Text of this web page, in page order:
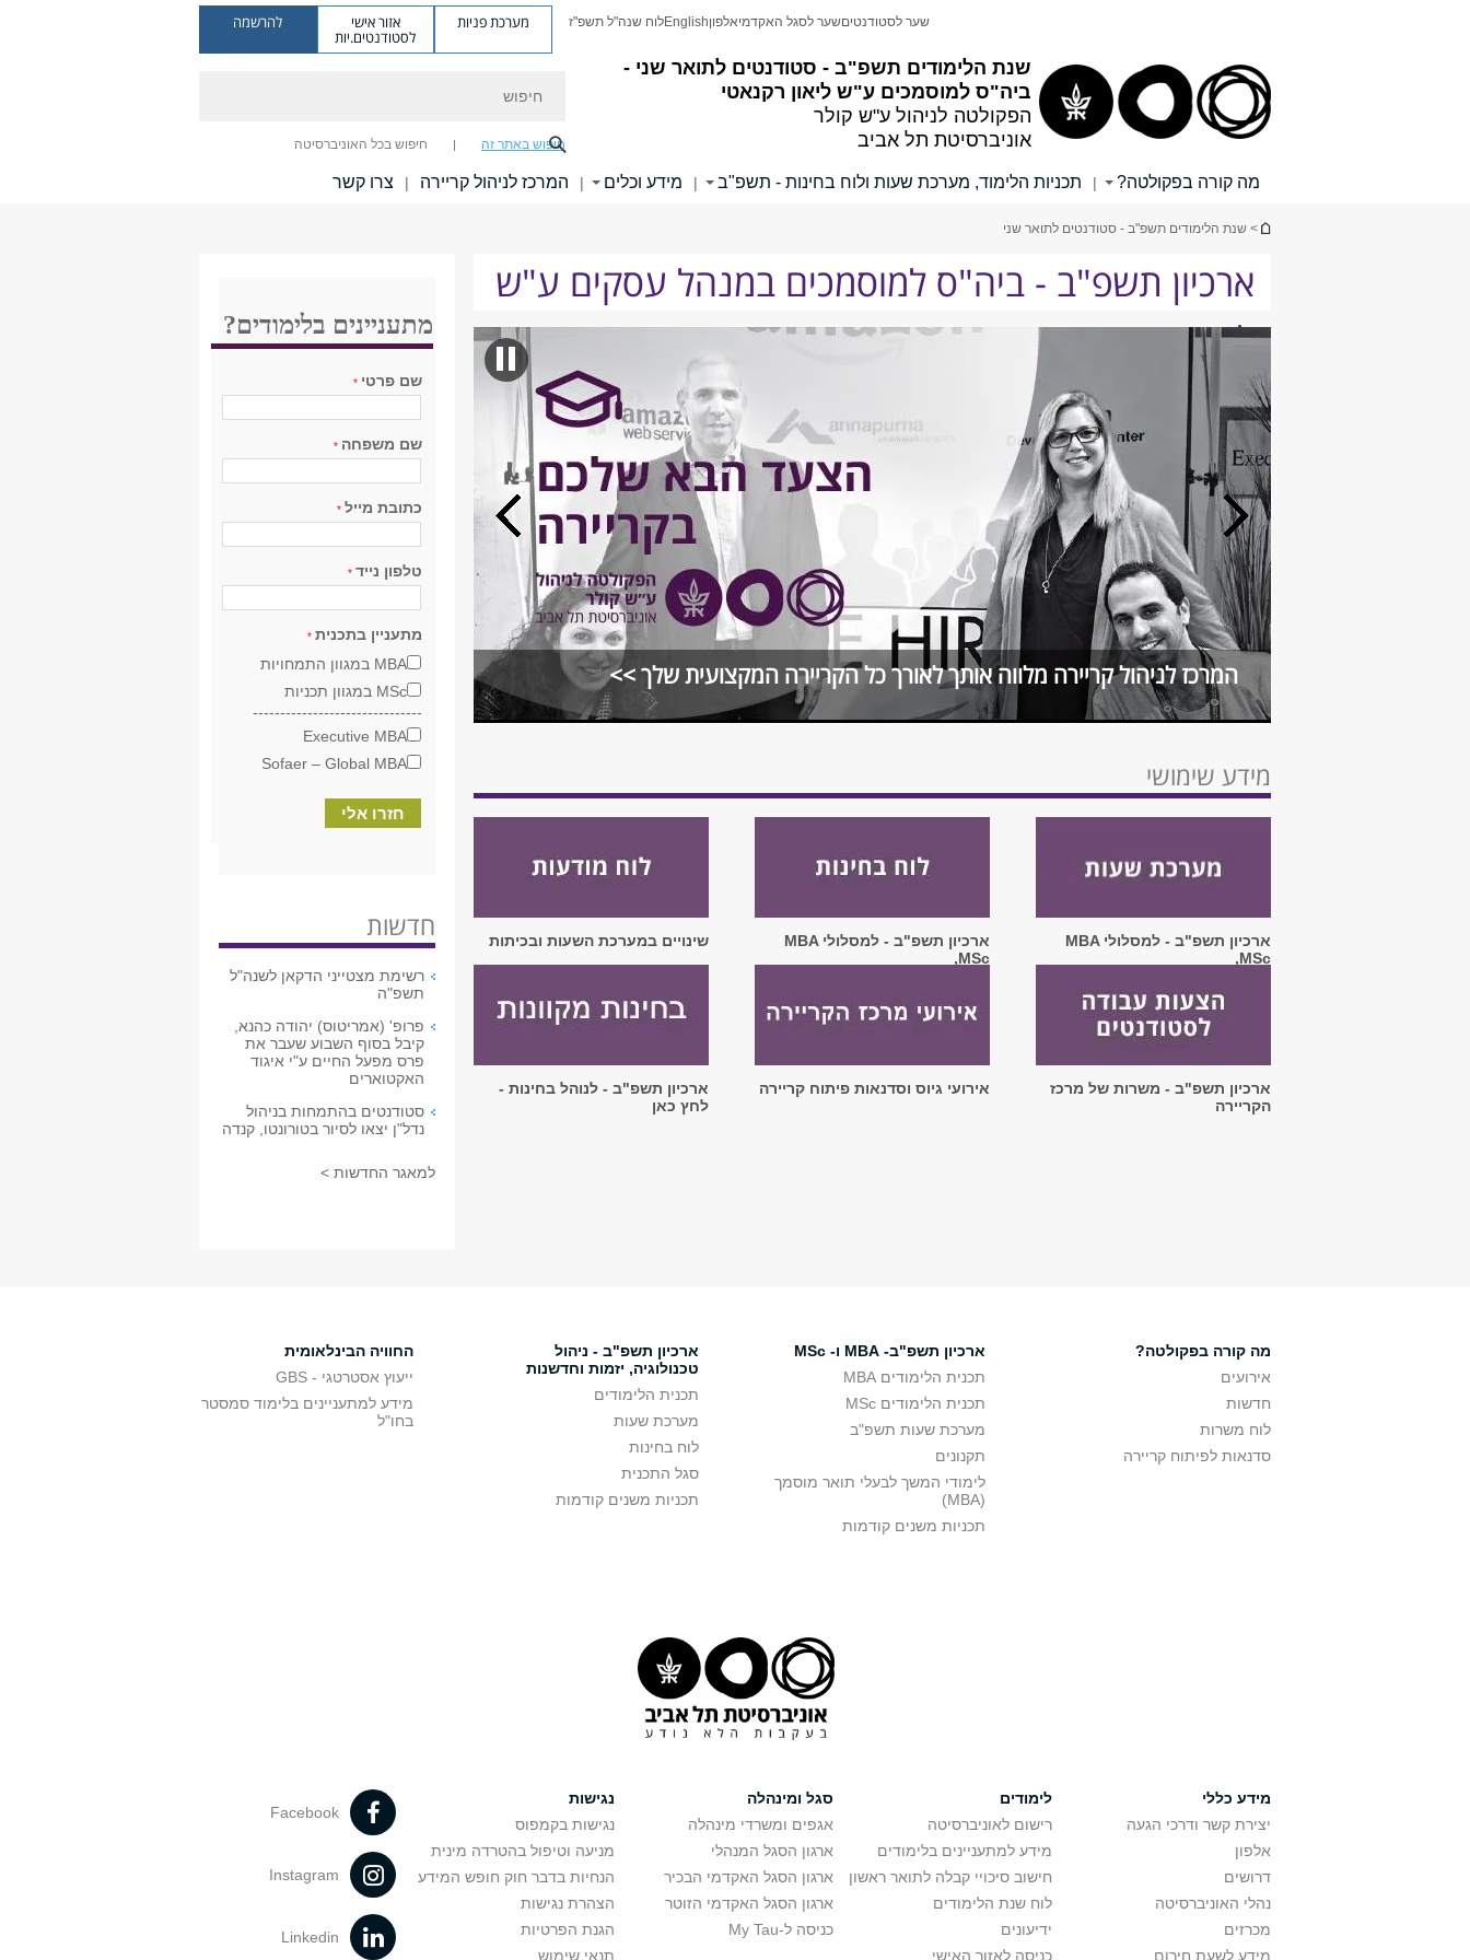
שנת הלימודים תשפ"ב - סטודנטים לתואר שני -
ביה"ס למוסמכים ע"ש ליאון רקנאטי
הפקולטה לניהול ע"ש קולר
אוניברסיטת תל אביב
שער לסטודנטיםשער לסגל האקדמיאלפוןEnglishלוח שנה"ל תשפ"ז מערכת פניות אזור אישי
לסטודנטים.יות
להרשמה
חיפוש באתר זה חיפוש בכל האוניברסיטה
מה קורה בפקולטה? | תכניות הלימוד, מערכת שעות ולוח בחינות - תשפ"ב | מידע וכלים | המרכז לניהול קריירה | צרו קשר
הינך נמצא כאן
> שנת הלימודים תשפ"ב - סטודנטים לתואר שני
ארכיון תשפ"ב - ביה"ס למוסמכים במנהל עסקים ע"ש
ליאון רקנאטי
המרכז לניהול קריירה מלווה אותך לאורך כל הקריירה המקצועית שלך >>
מידע שימושי
ארכיון תשפ"ב - למסלולי MBA
,MSc
ארכיון תשפ"ב - למסלולי MBA
,MSc
שינויים במערכת השעות ובכיתות
ארכיון תשפ"ב - משרות של מרכז
הקריירה
אירועי גיוס וסדנאות פיתוח קריירה
ארכיון תשפ"ב - לנוהל בחינות -
לחץ כאן
מתעניינים בלימודים?
שם פרטי *
שם משפחה *
כתובת מייל *
טלפון נייד *
מתעניין בתכנית *
MBA במגוון התמחויות
MSc במגוון תכניות
-------------------------------
Executive MBA
Sofaer – Global MBA
חדשות
רשימת מצטייני הדקאן לשנה"ל
תשפ"ה
פרופ' (אמריטוס) יהודה כהנא,
קיבל בסוף השבוע שעבר את
פרס מפעל החיים ע"י איגוד
האקטוארים
סטודנטים בהתמחות בניהול
נדל"ן יצאו לסיור בטורונטו, קנדה
למאגר החדשות >
מה קורה בפקולטה?
אירועים
חדשות
לוח משרות
סדנאות לפיתוח קריירה
ארכיון תשפ"ב- MBA ו- MSc
תכנית הלימודים MBA
תכנית הלימודים MSc
מערכת שעות תשפ"ב
תקנונים
לימודי המשך לבעלי תואר מוסמך
(MBA)
תכניות משנים קודמות
ארכיון תשפ"ב - ניהול
טכנולוגיה, יזמות וחדשנות
תכנית הלימודים
מערכת שעות
לוח בחינות
סגל התכנית
תכניות משנים קודמות
החוויה הבינלאומית
ייעוץ אסטרטגי - GBS
מידע למתעניינים בלימוד סמסטר
בחו"ל
מידע כללי
יצירת קשר ודרכי הגעה
אלפון
דרושים
נהלי האוניברסיטה
מכרזים
מידע לשעת חירום
לימודים
רישום לאוניברסיטה
מידע למתעניינים בלימודים
חישוב סיכויי קבלה לתואר ראשון
לוח שנת הלימודים
ידיעונים
כניסה לאזור האישי
סגל ומינהלה
אגפים ומשרדי מינהלה
ארגון הסגל המנהלי
ארגון הסגל האקדמי הבכיר
ארגון הסגל האקדמי הזוטר
כניסה ל-My Tau
נגישות
נגישות בקמפוס
מניעה וטיפול בהטרדה מינית
הנחיות בדבר חוק חופש המידע
הצהרת נגישות
הגנת הפרטיות
תנאי שימוש
Facebook
Instagram
Linkedin